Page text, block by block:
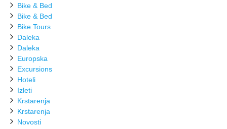
Bike & Bed
Bike & Bed
Bike Tours
Daleka
Daleka
Europska
Excursions
Hoteli
Izleti
Krstarenja
Krstarenja
Novosti